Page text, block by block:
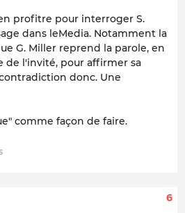
profitre pour interroger S.
dans leMedia. Notamment la
G. Miller reprend la parole, en
de l'invité, pour affirmer sa
donc. Une
comme façon de faire.
6